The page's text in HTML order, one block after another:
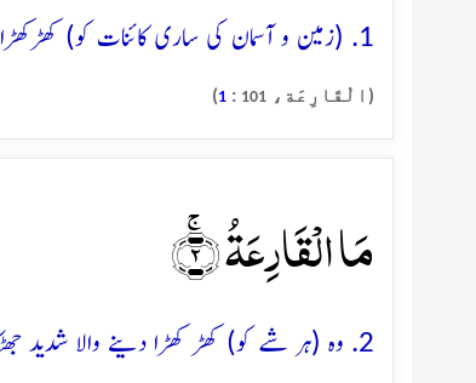
1. (زمین و آسمان کی ساری کائنات کو) کھڑکھڑا دینے والا شدید جھٹکا اور کڑک
(الْقَارِعَة، 101
:
1
)
مَا الۡقَارِعَۃُ ۚ﴿۲﴾
2. وہ (ہر شے کو) کھڑ کھڑا دینے والا شدید جھٹکا اور کڑک کیا ہے